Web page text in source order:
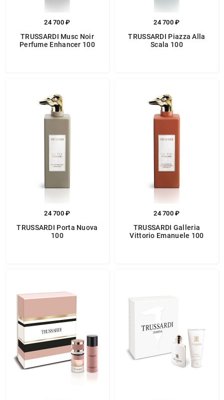
24 700 ₽
TRUSSARDI Musc Noir
Perfume Enhancer 100
24 700 ₽
TRUSSARDI Piazza Alla
Scala 100
24 700 ₽
TRUSSARDI Porta Nuova
100
24 700 ₽
TRUSSARDI Galleria
Vittorio Emanuele 100